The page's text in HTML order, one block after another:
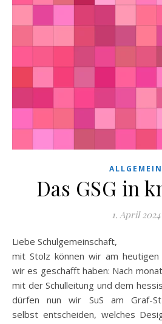
ALLGEMEIN
Das GSG in
1. April 2024
Liebe Schulgemeinschaft,
mit Stolz können wir am
wir es geschafft haben: Nach
mit der Schulleitung und dem
dürfen nun wir SuS am Graf-
selbst entscheiden, welches